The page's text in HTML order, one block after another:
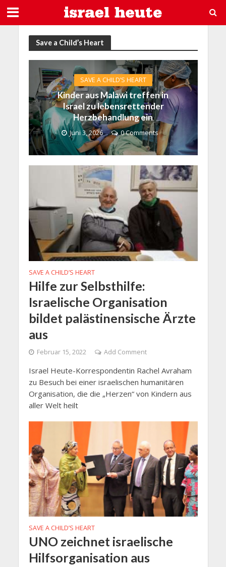
Save a Child’s Heart
SAVE A CHILD’S HEART
Kinder aus Malawi treffen in
Israel zu lebensrettender
Herzbehandlung ein
Juni 3, 2026 0 Comments
SAVE A CHILD’S HEART
Hilfe zur Selbsthilfe:
Israelische Organisation
bildet palästinensische Ärzte
aus
Februar 15, 2022 Add Comment
Israel Heute-Korrespondentin Rachel Avraham
zu Besuch bei einer israelischen humanitären
Organisation, die die „Herzen“ von Kindern aus
aller Welt heilt
SAVE A CHILD’S HEART
UNO zeichnet israelische
Hilfsorganisation aus